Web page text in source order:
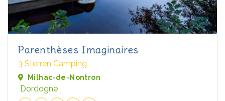
Parenthèses Imaginaires
3 Sterren Camping
Milhac-de-Nontron
Dordogne